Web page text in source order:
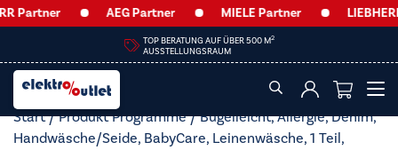
Partner AEG Partner MIELE Partner
TOP BERATUNG AUF ÜBER 500 M2
AUSSTELLUNGSRAUM
Start/ Produkt Programme / Bügelleicht, Allergie, Denim,
Handwäsche/​Seide, BabyCare, Leinenwäsche, 1 Teil,